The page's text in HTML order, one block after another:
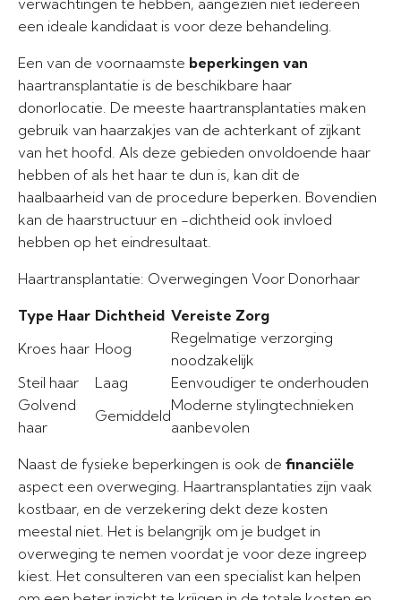
verwachtingen te hebben, aangezien niet iedereen
een ideale kandidaat is voor deze behandeling.
Een van de voornaamste beperkingen van
haartransplantatie is de beschikbare haar
donorlocatie. De meeste haartransplantaties maken
gebruik van haarzakjes van de achterkant of zijkant
van het hoofd. Als deze gebieden onvoldoende haar
hebben of als het haar te dun is, kan dit de
haalbaarheid van de procedure beperken. Bovendien
kan de haarstructuur en -dichtheid ook invloed
hebben op het eindresultaat.
Haartransplantatie: Overwegingen Voor Donorhaar
Type Haar Dichtheid Vereiste Zorg
Kroes haar Hoog
Regelmatige verzorging
noodzakelijk
Steil haar
Laag
Eenvoudiger te onderhouden
Golvend
haar
Gemiddeld
Moderne stylingtechnieken
aanbevolen
Naast de fysieke beperkingen is ook de financiële
aspect een overweging. Haartransplantaties zijn vaak
kostbaar, en de verzekering dekt deze kosten
meestal niet. Het is belangrijk om je budget in
overweging te nemen voordat je voor deze ingreep
kiest. Het consulteren van een specialist kan helpen